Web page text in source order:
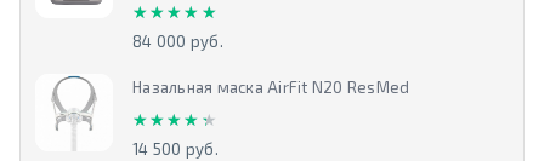
★★★★★
★★★★★
84 000 руб.
Назальная маска AirFit N20 ResMed
★★★★★
★★★★★
14 500 руб.